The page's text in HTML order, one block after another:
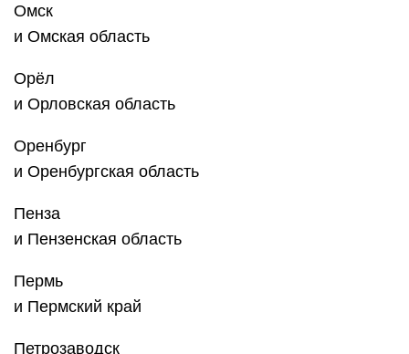
Омск
и ‎Омская область
Орёл
и Орловская область
Оренбург
и Оренбургская область
Пенза
и Пензенская область
Пермь
и Пермский край
Петрозаводск